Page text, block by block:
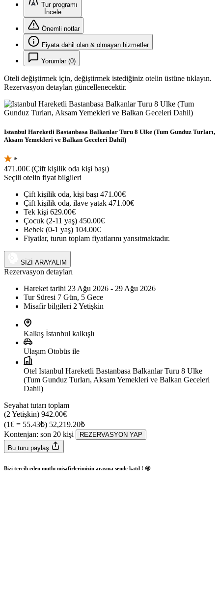
Tur programı
İncele
Önemli notlar
Fiyata dahil olan & olmayan hizmetler
Yorumlar (0)
Oteli değiştirmek için, değiştirmek istediğiniz otelin üstüne tıklayın.
Rezervasyon detayları güncellenecektir.
Istanbul Hareketli Bastanbasa Balkanlar Turu 8 Ulke (Tum Gunduz Turları,
Aksam Yemekleri ve Balkan Geceleri Dahil)
*
471.00€ (Çift kişilik oda kişi başı)
Seçili otelin fiyat bilgileri
Çift kişilik oda, kişi başı 471.00€
Çift kişilik oda, ilave yatak 471.00€
Tek kişi 629.00€
Çocuk (2-11 yaş) 450.00€
Bebek (0-1 yaş) 104.00€
Fiyatlar, turun toplam fiyatlarını yansıtmaktadır.
SİZİ ARAYALIM
Rezervasyon detayları
Hareket tarihi 23 Ağu 2026 - 29 Ağu 2026
Tur Süresi 7 Gün, 5 Gece
Misafir bilgileri 2 Yetişkin
Kalkış İstanbul kalkışlı
Ulaşım Otobüs ile
Otel Istanbul Hareketli Bastanbasa Balkanlar Turu 8 Ulke
(Tum Gunduz Turları, Aksam Yemekleri ve Balkan Geceleri
Dahil)
Seyahat tutarı toplam
(2 Yetişkin) 942.00€
(1€ = 55.43₺) 52,219.20₺
Kontenjan: son 20 kişi
REZERVASYON YAP
Bu turu paylaş
Bizi tercih eden mutlu misafirlerimizin arasına sende katıl ! 🤩